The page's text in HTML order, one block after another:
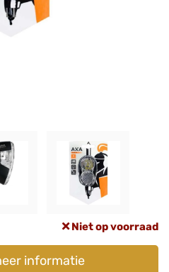
Niet op voorraad
informatie